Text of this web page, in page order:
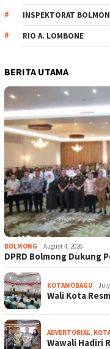
INSPEKTORAT
RIO A. LOMBONE
BERITA UTAMA
BOLMONG August 4, 2026
DPRD Bolmong Dukung
KOTAMOBAGU July
Wali Kota
ADVERTORIAL
Wawali Hadiri